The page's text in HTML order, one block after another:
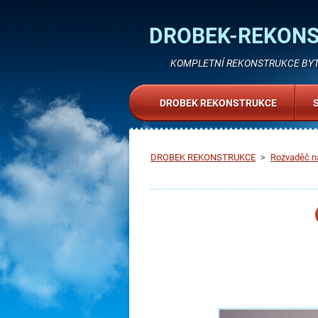
DROBEK-
KOMPLETNÍ REKONSTRUKCE
DROBEK REKONSTRUKCE > Rozvaděč
DROBEK REKONSTRUKCE